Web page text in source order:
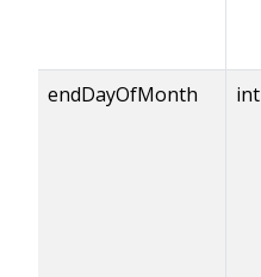
endDayOfMonth int